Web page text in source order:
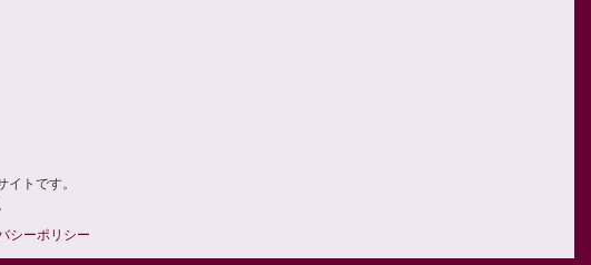
トです。
シーポリシー